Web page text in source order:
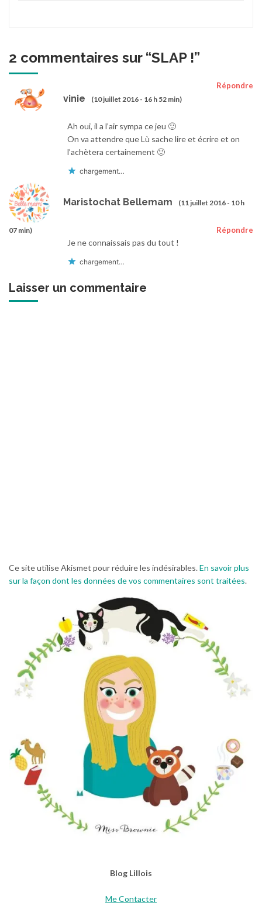
2 commentaires sur “SLAP !”
vinie (10 juillet 2016 - 16 h 52 min)
Répondre
Ah oui, il a l’air sympa ce jeu 🙂
On va attendre que Lù sache lire et écrire et on
l’achètera certainement 🙂
chargement…
Maristochat Bellemam (11 juillet 2016 - 10 h
07 min) Répondre
Je ne connaissais pas du tout !
chargement…
Laisser un commentaire
Ce site utilise Akismet pour réduire les indésirables.En savoir plus
sur la façon dont les données de vos commentaires sont traitées.
Blog Lillois
Me Contacter